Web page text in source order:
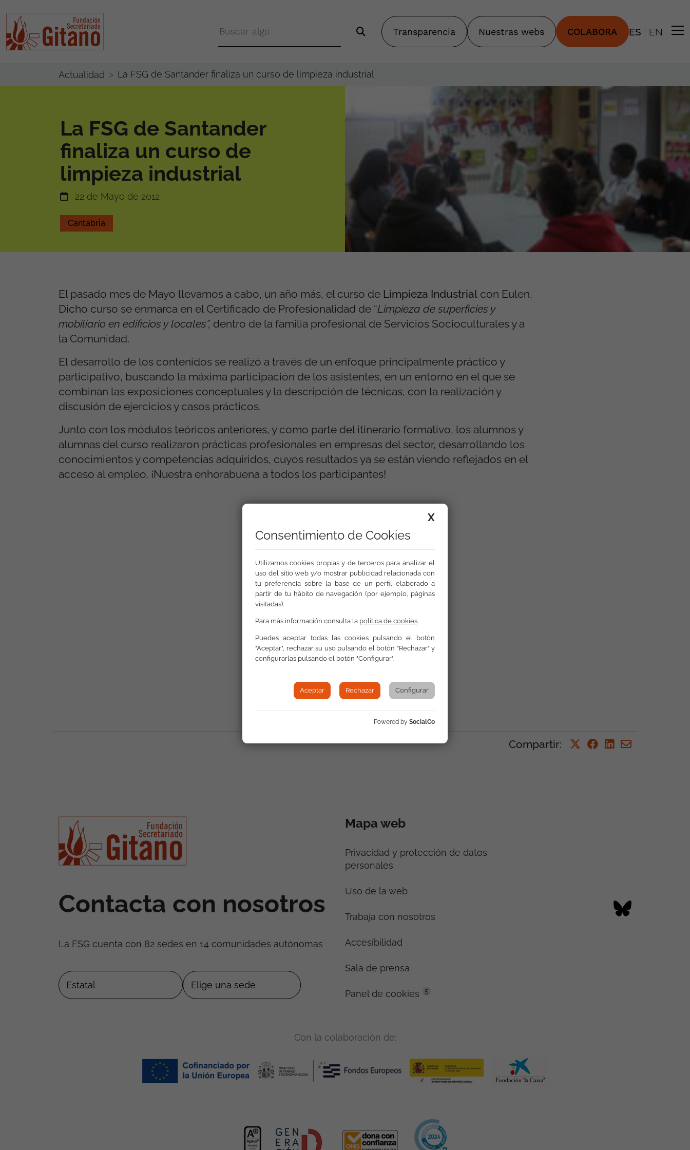
Transparencia Nuestras webs COLABORA ES EN
Actualidad La FSG de Santander finaliza un curso de limpieza industrial
La FSG de Santander
finaliza un curso de
limpieza industrial
22 de Mayo de 2012
Cantabria
El pasado mes de Mayo llevamos a cabo, un año más, el curso de Limpieza Industrial con Eulen.
Dicho curso se enmarca en el Certificado de Profesionalidad de “Limpieza de superﬁcies y
mobiliario en ediﬁcios y locales”, dentro de la familia profesional de Servicios Socioculturales y a
la Comunidad.
El desarrollo de los contenidos se realizó a través de un enfoque principalmente práctico y
participativo, buscando la máxima participación de los asistentes, en un entorno en el que se
combinan las exposiciones conceptuales y la descripción de técnicas, con la realización y
discusión de ejercicios y casos prácticos.
Junto con los módulos teóricos anteriores, y como parte del itinerario formativo, los alumnos y
alumnas del curso realizaron prácticas profesionales en empresas del sector, desarrollando los
conocimientos y competencias adquiridos, cuyos resultados ya se están viendo reflejados en el
acceso al empleo. ¡Nuestra enhorabuena a todos los participantes!
Galería
Volver a Actualidad
Compartir:
Contacta con nosotros
La FSG cuenta con 82 sedes en 14 comunidades autónomas
Mapa web
Privacidad y protección de datos
personales
Uso de la web
Trabaja con nosotros
Accesibilidad
Sala de prensa
Panel de cookies 5
Con la colaboración de:
X
Consentimiento de Cookies
Utilizamos cookies propias y de terceros para analizar el
uso del sitio web y/o mostrar publicidad relacionada con
tu preferencia sobre la base de un perfil elaborado a
partir de tu hábito de navegación (por ejemplo, páginas
visitadas).
Para más información consulta la política de cookies.
Puedes aceptar todas las cookies pulsando el botón
"Aceptar", rechazar su uso pulsando el botón "Rechazar" y
configurarlas pulsando el botón "Configurar".
Aceptar Rechazar Configurar
Powered by SocialCo